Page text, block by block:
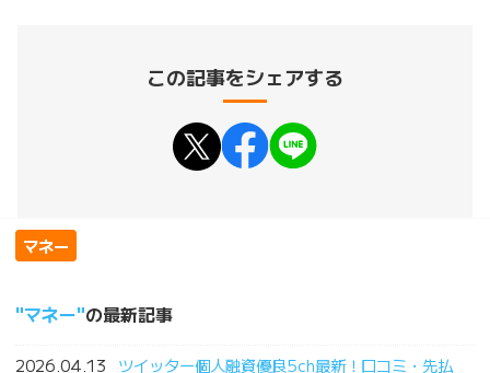
この記事をシェアする
マネー
マネー の最新記事
2026.04.13 ツイッター個人融資優良5ch最新！口コミ・先払